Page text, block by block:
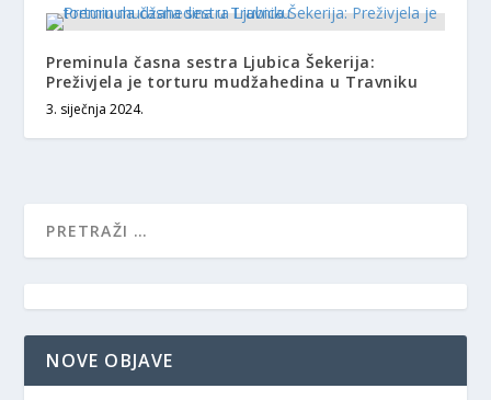
Preminula časna sestra Ljubica Šekerija:
Preživjela je torturu mudžahedina u Travniku
3. siječnja 2024.
NOVE OBJAVE